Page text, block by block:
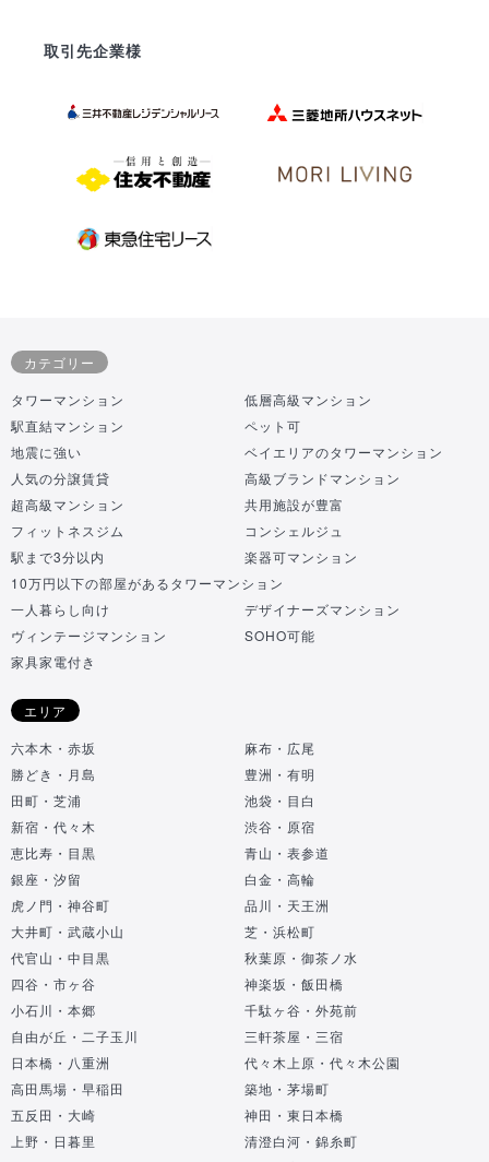
取引先企業様
カテゴリー
タワーマンション
低層高級マンション
駅直結マンション
ペット可
地震に強い
ベイエリアのタワーマンション
人気の分譲賃貸
高級ブランドマンション
超高級マンション
共用施設が豊富
フィットネスジム
コンシェルジュ
駅まで3分以内
楽器可マンション
10万円以下の部屋があるタワーマンション
一人暮らし向け
デザイナーズマンション
ヴィンテージマンション
SOHO可能
家具家電付き
エリア
六本木・赤坂
麻布・広尾
勝どき・月島
豊洲・有明
田町・芝浦
池袋・目白
新宿・代々木
渋谷・原宿
恵比寿・目黒
青山・表参道
銀座・汐留
白金・高輪
虎ノ門・神谷町
品川・天王洲
大井町・武蔵小山
芝・浜松町
代官山・中目黒
秋葉原・御茶ノ水
四谷・市ヶ谷
神楽坂・飯田橋
小石川・本郷
千駄ヶ谷・外苑前
自由が丘・二子玉川
三軒茶屋・三宿
日本橋・八重洲
代々木上原・代々木公園
高田馬場・早稲田
築地・茅場町
五反田・大崎
神田・東日本橋
上野・日暮里
清澄白河・錦糸町